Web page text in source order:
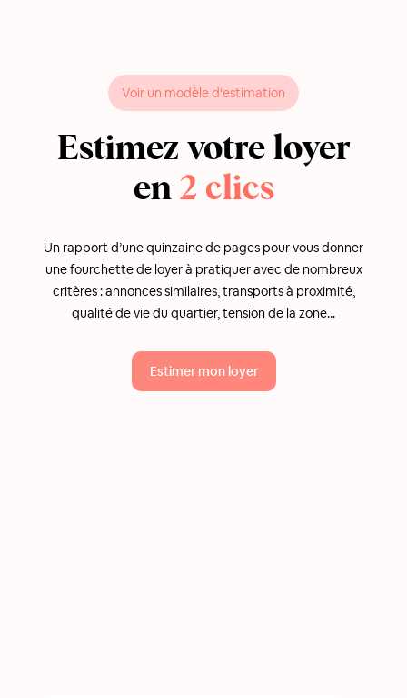
Voir un modèle d'estimation
Estimez votre loyer
en 2 clics
Un rapport d’une quinzaine de pages pour vous donner
une fourchette de loyer à pratiquer avec de nombreux
critères : annonces similaires, transports à proximité,
qualité de vie du quartier, tension de la zone...
Estimer mon loyer